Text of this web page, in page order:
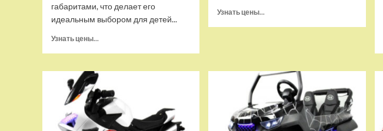
габаритами, что делает его
идеальным выбором для детей...
Узнать цены...
Пистолет
Eagle
Mini
стреляющий
орбизами,
Узнать цены...
Кухня
Tcooking
time
KL23-
1